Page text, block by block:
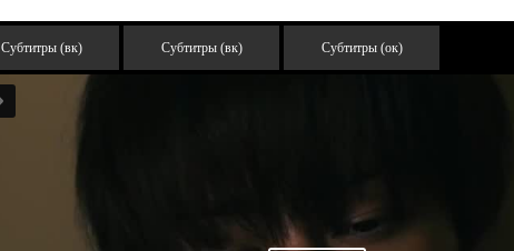
Субтитры (вк) Субтитры (вк) Субтитры (ок)